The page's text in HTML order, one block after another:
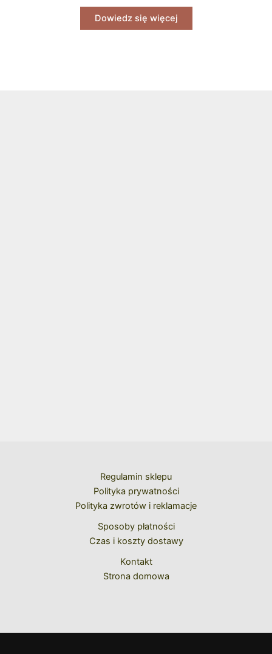
Dowiedz się więcej
Regulamin sklepu
Polityka prywatności
Polityka zwrotów i reklamacje
Sposoby płatności
Czas i koszty dostawy
Kontakt
Strona domowa